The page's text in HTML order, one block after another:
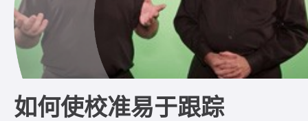
如何使校准易于跟踪